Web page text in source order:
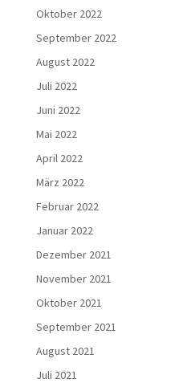
Oktober 2022
September 2022
August 2022
Juli 2022
Juni 2022
Mai 2022
April 2022
März 2022
Februar 2022
Januar 2022
Dezember 2021
November 2021
Oktober 2021
September 2021
August 2021
Juli 2021